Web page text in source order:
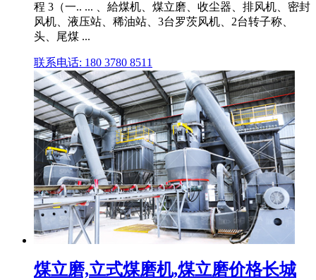
程 3（一.. ... 、給煤机、煤立磨、收尘器、排风机、密封
风机、液压站、稀油站、3台罗茨风机、2台转子称、
头、尾煤 ...
联系电话: 180 3780 8511
煤立磨,立式煤磨机,煤立磨价格长城